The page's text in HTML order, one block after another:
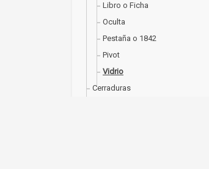
Libro o Ficha
Oculta
Pestaña o 1842
Pivot
Vidrio
Cerraduras